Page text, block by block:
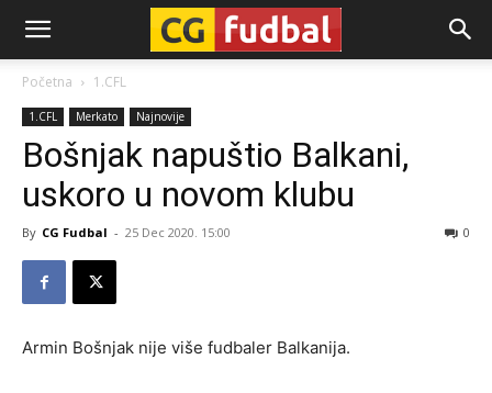
CG-
Fudbal
Početna 1.CFL
1.CFL Merkato Najnovije
Bošnjak napuštio Balkani,
uskoro u novom klubu
By CG Fudbal - 25 Dec 2020. 15:00 0
Armin Bošnjak nije više fudbaler Balkanija.